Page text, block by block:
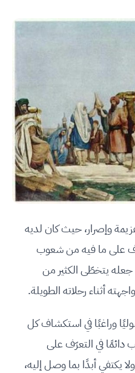
وإصرار، حيث كان لديه
على ما فيه من شعوب
جعله يتخطّى الكثير من
أثناء رحلاته الطويلة.
وراغبًا في استكشاف كل
في التعرّف على
يكتفي أبدًا بما وصل إليه،